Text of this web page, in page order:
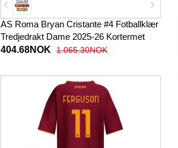
AS Roma Bryan Cristante #4 Fotballklær
Tredjedrakt Dame 2025-26 Kortermet
404.68NOK
1.065.30NOK